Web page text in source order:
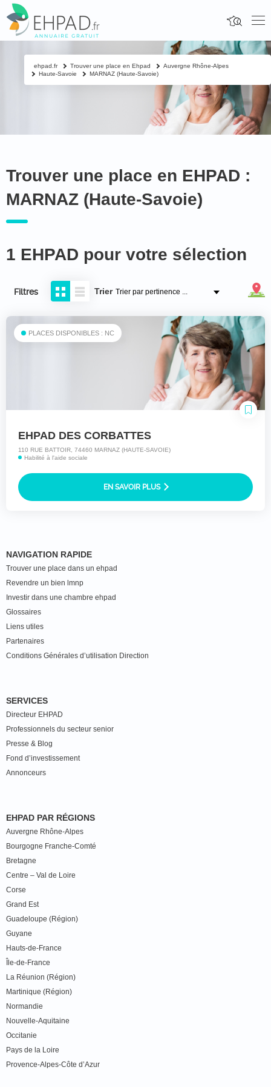
Trouver une place en EHPAD :
MARNAZ (Haute-Savoie)
1 EHPAD pour votre sélection
Filtres Trier
PLACES DISPONIBLES : NC
EHPAD DES CORBATTES
110 RUE BATTOIR, 74460 MARNAZ (HAUTE-SAVOIE)
Habilité à l'aide sociale
EN SAVOIR PLUS
NAVIGATION RAPIDE
Trouver une place dans un ehpad
Revendre un bien lmnp
Investir dans une chambre ehpad
Glossaires
Liens utiles
Partenaires
Conditions Générales d’utilisation Direction
SERVICES
Directeur EHPAD
Professionnels du secteur senior
Presse & Blog
Fond d’investissement
Annonceurs
EHPAD PAR RÉGIONS
Auvergne Rhône-Alpes
Bourgogne Franche-Comté
Bretagne
Centre – Val de Loire
Corse
Grand Est
Guadeloupe (Région)
Guyane
Hauts-de-France
Île-de-France
La Réunion (Région)
Martinique (Région)
Normandie
Nouvelle-Aquitaine
Occitanie
Pays de la Loire
Provence-Alpes-Côte d’Azur
ehpad.fr Trouver une place en Ehpad
Auvergne Rhône-Alpes
Haute-Savoie
MARNAZ (Haute-Savoie)